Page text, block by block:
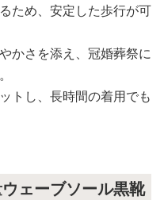
ため、安定した歩行が可
かさを添え、冠婚葬祭に
トし、長時間の着用でも
ェーブソール黒靴